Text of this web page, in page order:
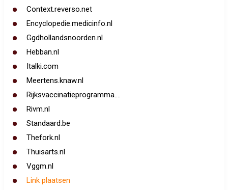
Context.reverso.net
Encyclopedie.medicinfo.nl
Ggdhollandsnoorden.nl
Hebban.nl
Italki.com
Meertens.knaw.nl
Rijksvaccinatieprogramma....
Rivm.nl
Standaard.be
Thefork.nl
Thuisarts.nl
Vggm.nl
Link plaatsen